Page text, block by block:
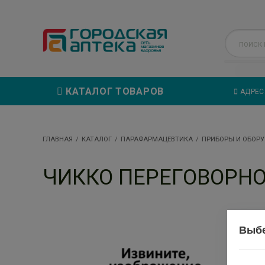
КАТАЛОГ ТОВАРОВ
ГЛАВНАЯ КАТАЛОГ ПАРАФАРМАЦЕВТИКА ПРИБОРЫ И
ЧИККО